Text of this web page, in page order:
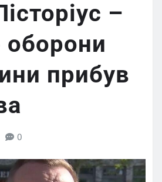
–
оборони
прибув
0